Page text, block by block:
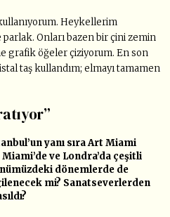
Heykellerim
Onları bazen bir çini zemin
grafik öğeler çiziyorum. En son
taş kullandım; elmayı tamamen
yanı sıra Art Miami
ve Londra’da çeşitli
dönemlerde de
mi? Sanatseverlerden